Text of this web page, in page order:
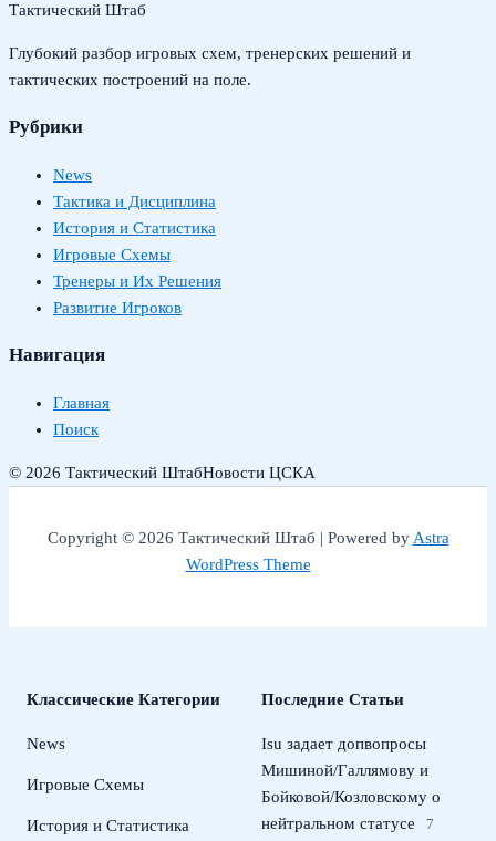
Тактический Штаб
Глубокий разбор игровых схем, тренерских решений и
тактических построений на поле.
Рубрики
News
Тактика и Дисциплина
История и Статистика
Игровые Схемы
Тренеры и Их Решения
Развитие Игроков
Навигация
Главная
Поиск
© 2026 Тактический ШтабНовости ЦСКА
Copyright © 2026 Тактический Штаб | Powered byAstra
WordPress Theme
Классические Категории
News
Игровые Схемы
История и Статистика
Последние Статьи
Isu задает допвопросы
Мишиной/Галлямову и
Бойковой/Козловскому о
нейтральном статусе
7